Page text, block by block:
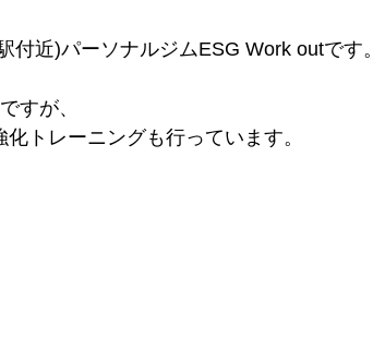
付近)パーソナルジムESG Work outです。
すが、
トレーニングも行っています。